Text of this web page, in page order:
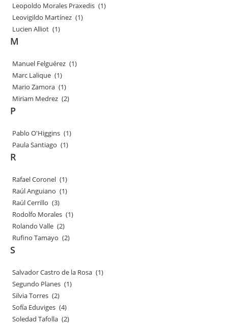
Leopoldo Morales Praxedis (1)
Leovigildo Martínez (1)
Lucien Alliot (1)
M
Manuel Felguérez (1)
Marc Lalique (1)
Mario Zamora (1)
Miriam Medrez (2)
P
Pablo O'Higgins (1)
Paula Santiago (1)
R
Rafael Coronel (1)
Raúl Anguiano (1)
Raúl Cerrillo (3)
Rodolfo Morales (1)
Rolando Valle (2)
Rufino Tamayo (2)
S
Salvador Castro de la Rosa (1)
Segundo Planes (1)
Silvia Torres (2)
Sofía Eduviges (4)
Soledad Tafolla (2)